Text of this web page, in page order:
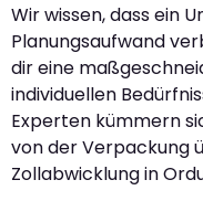
Wir wissen, dass ein
Planungsaufwand
dir eine
individuellen
Experten kümmern
von der Verpackung
Zollabwicklung in